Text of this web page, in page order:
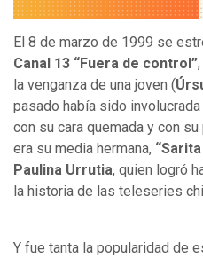
El 8 de marzo de 1999 se
Canal 13 “Fuera de control”
la venganza de una joven (
pasado había sido
con su cara quemada y con
era su media hermana,
Paulina Urrutia, quien logró
la historia de las teleseries
Y fue tanta la popularidad de